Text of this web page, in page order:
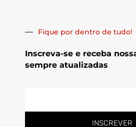
Fique por dentro de tudo!
Inscreva-se e receba
sempre atualizadas
INSCREVER